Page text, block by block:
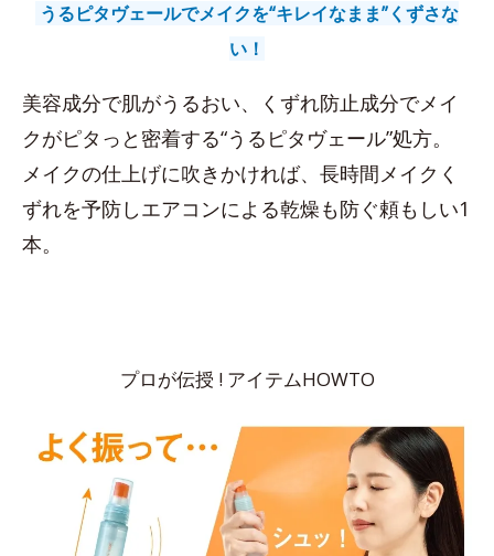
うるピタヴェールでメイクを“キレイなまま”くずさな
い！
美容成分で肌がうるおい、くずれ防止成分でメイ
クがピタっと密着する“うるピタヴェール”処方。
メイクの仕上げに吹きかければ、長時間メイクく
ずれを予防しエアコンによる乾燥も防ぐ頼もしい1
本。
プロが伝授 ! アイテムHOWTO